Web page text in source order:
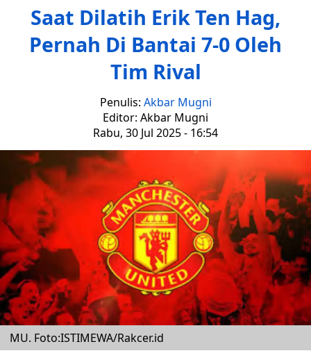
Saat Dilatih Erik Ten Hag,
Pernah Di Bantai 7-0 Oleh
Tim Rival
Penulis: Akbar Mugni
Editor: Akbar Mugni
Rabu, 30 Jul 2025 - 16:54
MU. Foto:ISTIMEWA/Rakcer.id